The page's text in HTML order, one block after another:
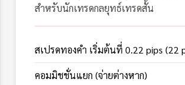
สำหรับนักเทรดกลยุทธ์เทรดสั้น
สเปรดทองคำ เริ่มต้นที่ 0.22 pips (22
คอมมิชชั่นแยก (จ่ายต่างหาก)